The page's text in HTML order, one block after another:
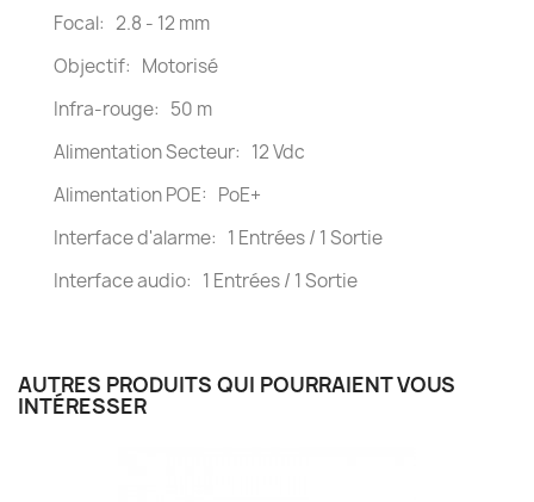
Focal: 2.8 - 12 mm
Objectif: Motorisé
Infra-rouge: 50 m
Alimentation Secteur: 12 Vdc
Alimentation POE: PoE+
Interface d'alarme: 1 Entrées / 1 Sortie
Interface audio: 1 Entrées / 1 Sortie
AUTRES PRODUITS QUI POURRAIENT VOUS
INTÉRESSER